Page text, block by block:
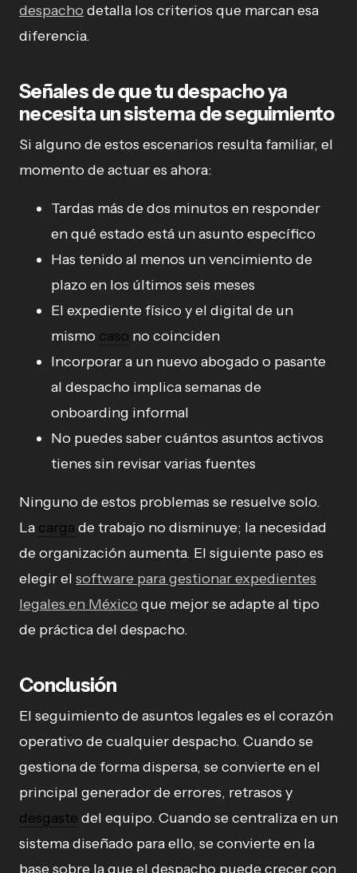
despacho detalla los criterios que marcan esa
diferencia.
Señales de que tu despacho ya
necesita un sistema de seguimiento
Si alguno de estos escenarios resulta familiar, el
momento de actuar es ahora:
Tardas más de dos minutos en responder
en qué estado está un asunto específico
Has tenido al menos un vencimiento de
plazo en los últimos seis meses
El expediente físico y el digital de un
mismo caso no coinciden
Incorporar a un nuevo abogado o pasante
al despacho implica semanas de
onboarding informal
No puedes saber cuántos asuntos activos
tienes sin revisar varias fuentes
Ninguno de estos problemas se resuelve solo.
La carga de trabajo no disminuye; la necesidad
de organización aumenta. El siguiente paso es
elegir el software para gestionar expedientes
legales en México que mejor se adapte al tipo
de práctica del despacho.
Conclusión
El seguimiento de asuntos legales es el corazón
operativo de cualquier despacho. Cuando se
gestiona de forma dispersa, se convierte en el
principal generador de errores, retrasos y
desgaste del equipo. Cuando se centraliza en un
sistema diseñado para ello, se convierte en la
base sobre la que el despacho puede crecer con